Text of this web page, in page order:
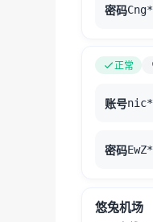
密码
正常
账号
密码
悠兔机场